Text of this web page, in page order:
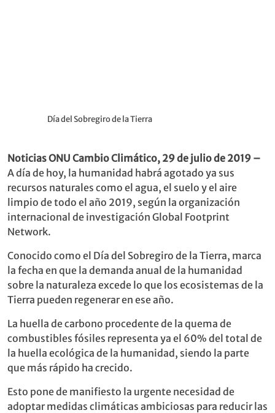
Día del Sobregiro de la Tierra
Noticias ONU Cambio Climático, 29 de julio de 2019 –
A día de hoy, la humanidad habrá agotado ya sus
recursos naturales como el agua, el suelo y el aire
limpio de todo el año 2019, según la organización
internacional de investigación Global Footprint
Network.
Conocido como el Día del Sobregiro de la Tierra, marca
la fecha en que la demanda anual de la humanidad
sobre la naturaleza excede lo que los ecosistemas de la
Tierra pueden regenerar en ese año.
La huella de carbono procedente de la quema de
combustibles fósiles representa ya el 60% del total de
la huella ecológica de la humanidad, siendo la parte
que más rápido ha crecido.
Esto pone de manifiesto la urgente necesidad de
adoptar medidas climáticas ambiciosas para reducir las